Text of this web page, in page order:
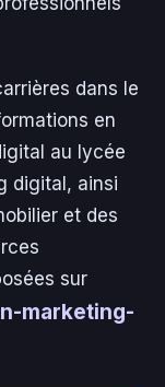
dans le
en
au lycée
digital, ainsi
et des
sur
marketing-